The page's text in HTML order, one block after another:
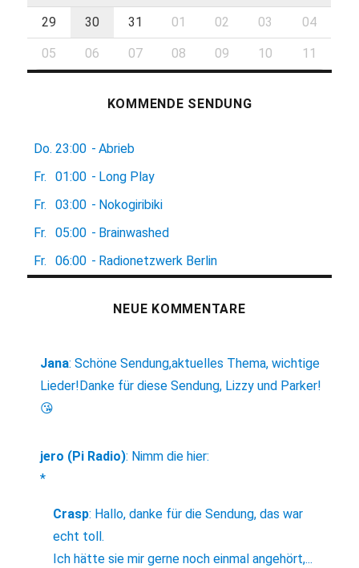
29 30 31 01 02 03 04
05 06 07 08 09 10 11
KOMMENDE SENDUNG
Do. 23:00 - Abrieb
Fr.
01:00 - Long Play
Fr.
03:00 - Nokogiribiki
Fr.
05:00 - Brainwashed
Fr.
06:00 - Radionetzwerk Berlin
NEUE KOMMENTARE
Jana:Schöne Sendung,aktuelles Thema, wichtige
Lieder!Danke für diese Sendung, Lizzy und Parker!
😘
jero (Pi Radio): Nimm die hier:
*
Crasp: Hallo, danke für die Sendung, das war
echt toll.
Ich hätte sie mir gerne noch einmal angehört,...